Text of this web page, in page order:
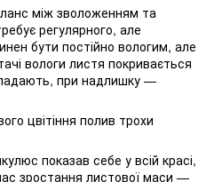
між зволоженням та
регулярного, але
бути постійно вологим, але
вологи листя покривається
при надлишку —
цвітіння полив трохи
показав себе у всій красі,
зростання листової маси —